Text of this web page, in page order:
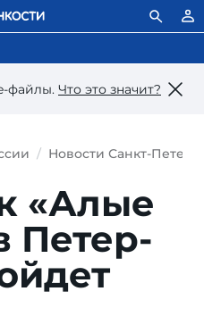
файлы. Что это значит?
Новости Санкт-
«Алые
Петер­